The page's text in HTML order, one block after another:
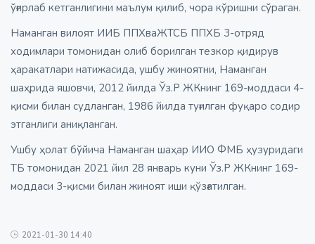
ўғирлаб кетганлигини маълум қилиб, чора кўришни сўраган.
Наманган вилоят ИИБ ППХваЖТСБ ППХБ 3-отряд
ходимлари томонидан олиб борилган тезкор қидирув
ҳаракатлари натижасида, ушбу жиноятни, Наманган
шаҳрида яшовчи, 2012 йилда Ўз.Р ЖКнинг 169-моддаси 4-
қисми билан судланган, 1986 йилда туғилган фуқаро содир
этганлиги аниқланган.
Ушбу ҳолат бўйича Наманган шаҳар ИИО ФМБ ҳузуридаги
ТБ томонидан 2021 йил 28 январь куни Ўз.Р ЖКнинг 169-
моддаси 3-қисми билан жиноят иши қўзғатилган.
2021-01-30 14:40